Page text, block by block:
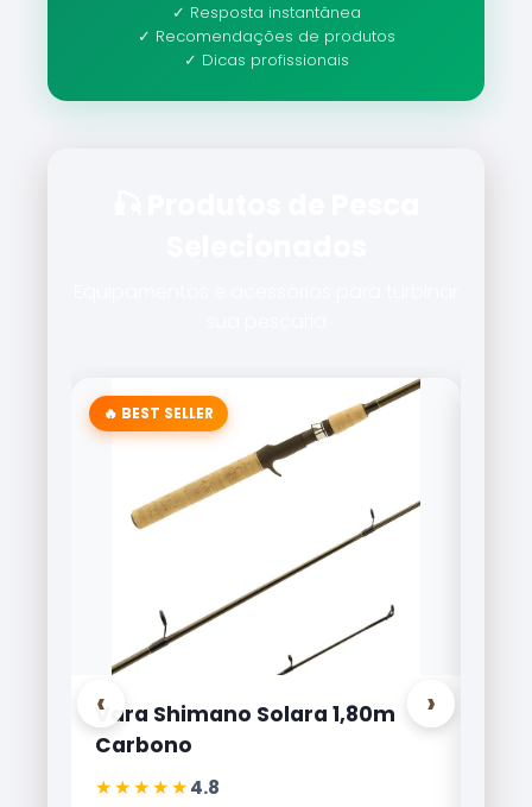
✓ Resposta instantânea
✓ Recomendações de produtos
✓ Dicas profissionais
‹
🔥 BEST SELLER
Vara Shimano Solara 1,80m
Carbono
★★★★★4.8
›